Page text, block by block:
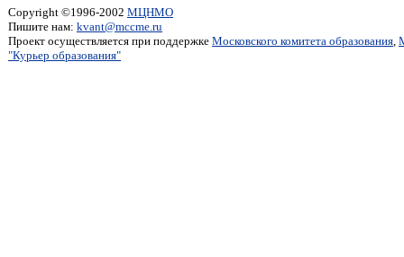
Copyright ©1996-2002 МЦНМО
Пишите нам: kvant@mccme.ru
Проект осуществляется при поддержке Московского комитета образования,
"Курьер образования"